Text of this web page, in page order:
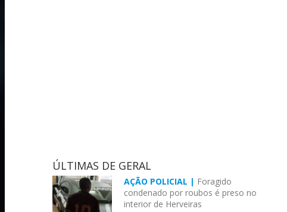
ÚLTIMAS DE GERAL
AÇÃO POLICIAL | Foragido
condenado por roubos é preso no
interior de Herveiras